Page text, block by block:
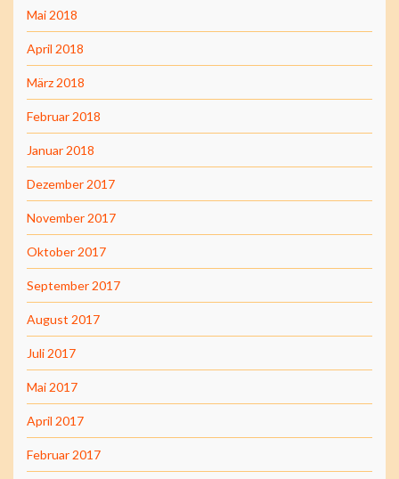
Mai 2018
April 2018
März 2018
Februar 2018
Januar 2018
Dezember 2017
November 2017
Oktober 2017
September 2017
August 2017
Juli 2017
Mai 2017
April 2017
Februar 2017